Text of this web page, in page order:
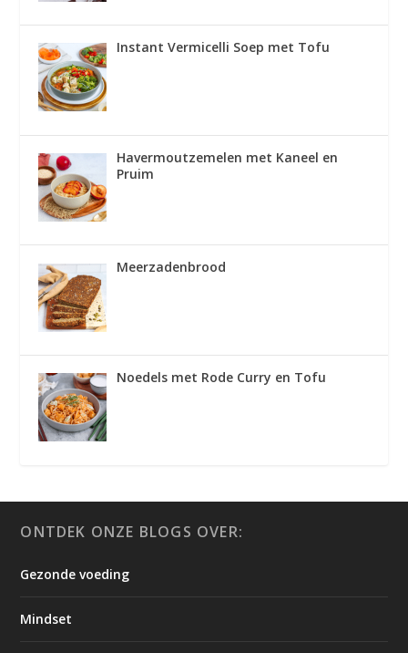
Instant Vermicelli Soep met Tofu
Havermoutzemelen met Kaneel en
Pruim
Meerzadenbrood
Noedels met Rode Curry en Tofu
ONTDEK ONZE BLOGS OVER:
Gezonde voeding
Mindset